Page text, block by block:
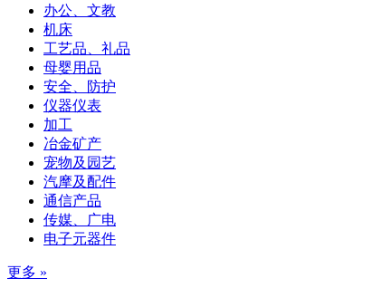
办公、文教
机床
工艺品、礼品
母婴用品
安全、防护
仪器仪表
加工
冶金矿产
宠物及园艺
汽摩及配件
通信产品
传媒、广电
电子元器件
更多 »